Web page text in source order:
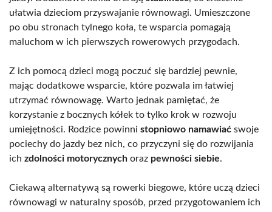
ułatwia dzieciom przyswajanie równowagi. Umieszczone
po obu stronach tylnego koła, te wsparcia pomagają
maluchom w ich pierwszych rowerowych przygodach.
Z ich pomocą dzieci mogą poczuć się bardziej pewnie,
mając dodatkowe wsparcie, które pozwala im łatwiej
utrzymać równowagę. Warto jednak pamiętać, że
korzystanie z bocznych kółek to tylko krok w rozwoju
umiejętności. Rodzice powinni stopniowo namawiać swoje
pociechy do jazdy bez nich, co przyczyni się do rozwijania
ich zdolności motorycznych oraz pewności siebie.
Ciekawą alternatywą są rowerki biegowe, które uczą dzieci
równowagi w naturalny sposób, przed przygotowaniem ich